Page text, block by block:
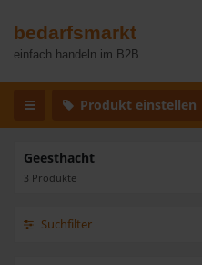
bedarfsmarkt
einfach handeln im B2B
Produkt einstellen
Geesthacht
3 Produkte
Suchfilter